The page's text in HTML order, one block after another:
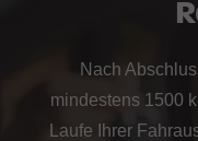
Nach
mindestens 1500
Laufe Ihrer